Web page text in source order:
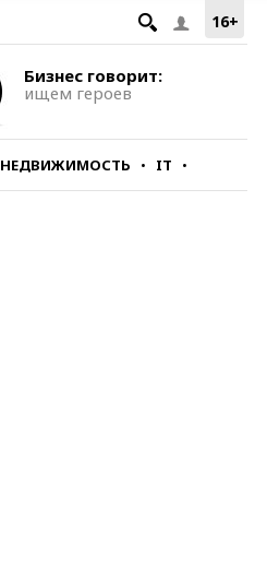
16+
Бизнес говорит:
ищем героев
НЕДВИЖИМОСТЬ IT